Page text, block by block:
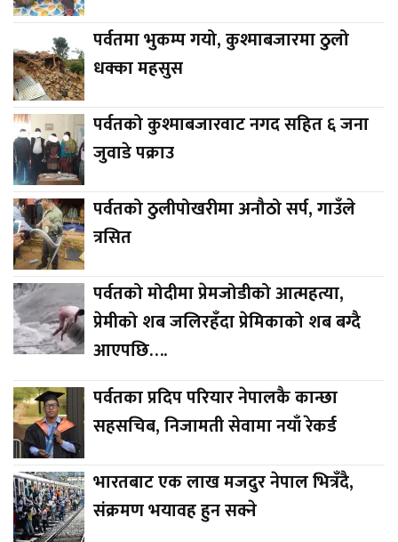
पर्वतमा भुकम्प गयो, कुश्माबजारमा ठुलो
धक्का महसुस
पर्वतको कुश्माबजारवाट नगद सहित ६ जना
जुवाडे पक्राउ
पर्वतको ठुलीपोखरीमा अनौठो सर्प, गाउँले
त्रसित
पर्वतको मोदीमा प्रेमजोडीको आत्महत्या,
प्रेमीको शब जलिरहँदा प्रेमिकाको शब बग्दै
आएपछि….
पर्वतका प्रदिप परियार नेपालकै कान्छा
सहसचिब, निजामती सेवामा नयाँ रेकर्ड
भारतबाट एक लाख मजदुर नेपाल भित्रँदै,
संक्रमण भयावह हुन सक्ने